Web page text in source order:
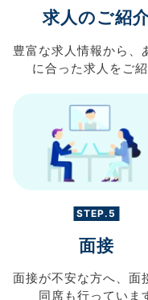
求人のご紹
豊富な求人情報から、
に合った求人を ご
STEP.5
面接
面接が不安な方へ、 面
同席も行っていま